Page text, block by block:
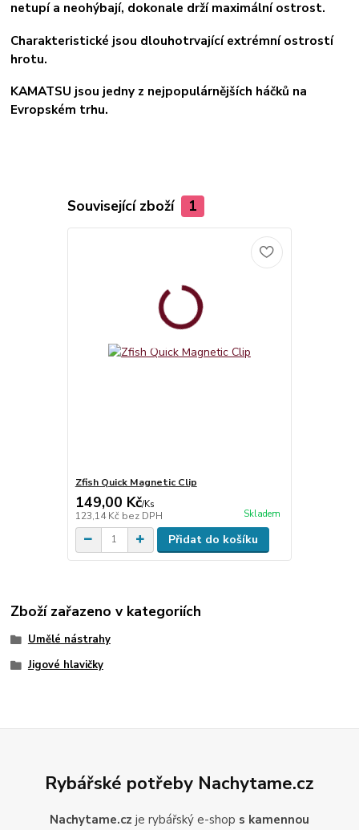
netupí a neohýbají, dokonale drží maximální ostrost.
Charakteristické jsou dlouhotrvající extrémní ostrostí
hrotu.
KAMATSU jsou jedny z nejpopulárnějších háčků na
Evropském trhu.
Související zboží 1
Zfish Quick Magnetic Clip
149,00 Kč/Ks
123,14 Kč bez DPH Skladem
Přidat do košíku
Zboží zařazeno v kategoriích
Umělé nástrahy
Jigové hlavičky
Rybářské potřeby Nachytame.cz
Nachytame.cz je rybářský e-shop s kamennou